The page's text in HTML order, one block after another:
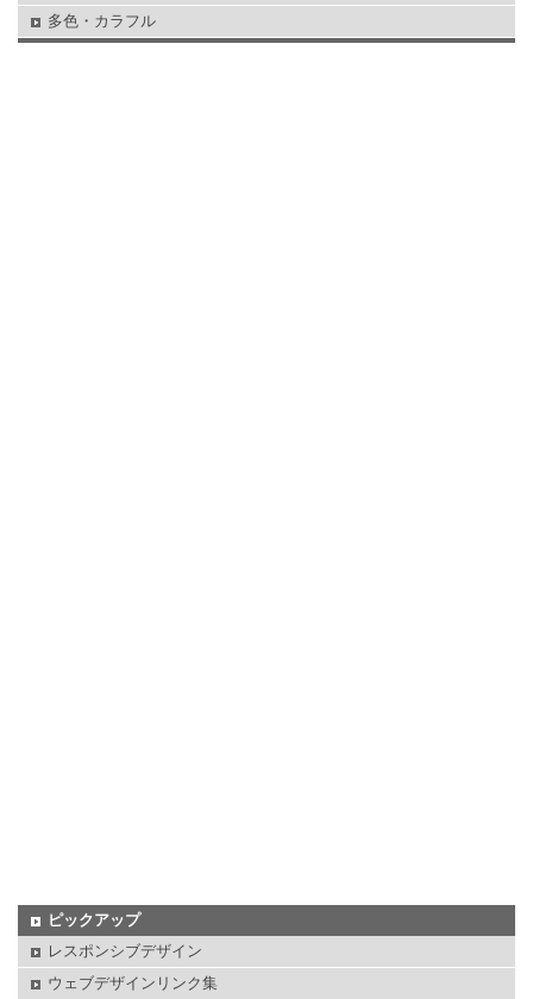
多色・カラフル
ピックアップ
レスポンシブデザイン
ウェブデザインリンク集